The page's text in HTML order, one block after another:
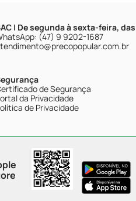
| De segunda à sexta-feira,
(47) 9 9202-1687
de Segurança
da Privacidade
de Privacidade